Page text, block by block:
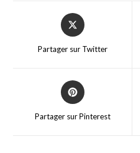
Partager sur Twitter
Partager sur Pinterest